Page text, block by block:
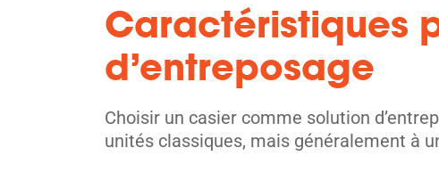
Caractéristiques
d’entreposage
Choisir un casier comme solution
unités classiques, mais généralement à